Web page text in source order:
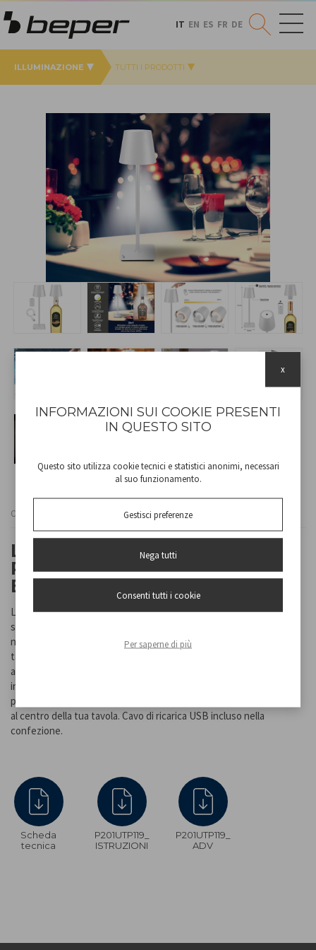
IT EN ES FR DE
ILLUMINAZIONE TUTTI I PRODOTTI
Cod
LAMPADA DA TAVOLO
RICARICABILE 2IN1 "CRISTAL"
BIANCA
Lampada da tavolo ricaricabile con accensione touch. Con un
semplice tocco è possibile scegliere tra luce calda, fredda o
naturale. L’intensità della luce è regolabile tenendo premuto il
tasto di accensione. Resistente all’acqua può essere usata sia in
ambienti interni che esterni. L'adattatore per Bottiglie da 33mm
incluso offre una elegante alternativa alla versione da tavolo
potendo posizionare la nostra lampada sulla tua bottiglia preferita
al centro della tua tavola. Cavo di ricarica USB incluso nella
confezione.
Scheda
tecnica
P201UTP119_
ISTRUZIONI
P201UTP119_
ADV
INFORMAZIONI SUI COOKIE PRESENTI
IN QUESTO SITO
Questo sito utilizza cookie tecnici e statistici anonimi, necessari
al suo funzionamento.
Gestisci preferenze
Nega tutti
Consenti tutti i cookie
Per saperne di più
x